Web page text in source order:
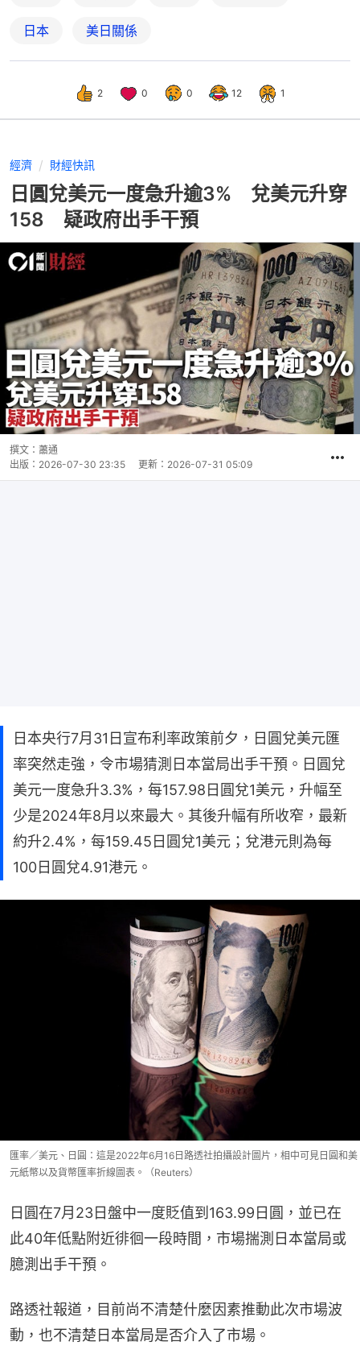
日本 美日關係
2 0 0 12 1
經濟 財經快訊
日圓兌美元一度急升逾3% 兌美元升穿
158 疑政府出手干預
撰文： 蕭通
出版： 2026-07-30 23:35 更新： 2026-07-31 05:09
日本央行7月31日宣布利率政策前夕，日圓兌美元匯
率突然走強，令市場猜測日本當局出手干預。日圓兌
美元一度急升3.3%，每157.98日圓兌1美元，升幅至
少是2024年8月以來最大。其後升幅有所收窄，最新
約升2.4%，每159.45日圓兌1美元；兌港元則為每
100日圓兌4.91港元。
匯率／美元、日圓：這是2022年6月16日路透社拍攝設計圖片，相中可見日圓和美
元紙幣以及貨幣匯率折線圖表。（Reuters）
日圓在7月23日盤中一度貶值到163.99日圓，並已在
此40年低點附近徘徊一段時間，市場揣測日本當局或
臆測出手干預。
路透社報道，目前尚不清楚什麼因素推動此次市場波
動，也不清楚日本當局是否介入了市場。